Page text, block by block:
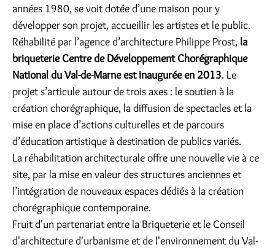
années 1980, se voit dotée d’une maison pour y
développer son projet, accueillir les artistes et le public.
Réhabilité par l’agence d’architecture Philippe Prost, la
briqueterie Centre de Développement Chorégraphique
National du Val-de-Marne est inaugurée en 2013. Le
projet s’articule autour de trois axes : le soutien à la
création chorégraphique, la diffusion de spectacles et la
mise en place d’actions culturelles et de parcours
d’éducation artistique à destination de publics variés.
La réhabilitation architecturale offre une nouvelle vie à ce
site, par la mise en valeur des structures anciennes et
l’intégration de nouveaux espaces dédiés à la création
chorégraphique contemporaine.
Fruit d'un partenariat entre la Briqueterie et le Conseil
d'architecture d'urbanisme et de l'environnement du Val-